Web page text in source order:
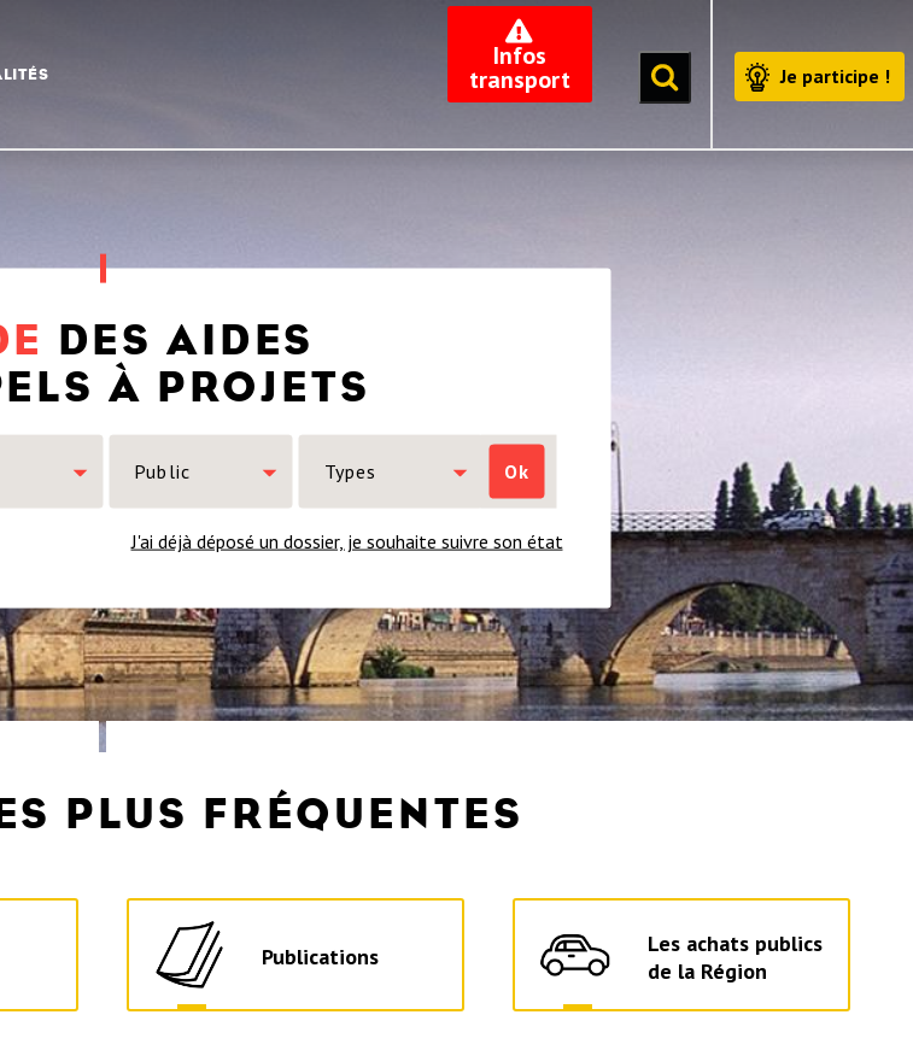
Infos
transport Je participe !
DES AIDES
À PROJETS
Public Types Ok
J'ai déjà déposé un dossier, je souhaite suivre son état
PLUS FRÉQUENTES
Publications
Les achats publics
de la Région